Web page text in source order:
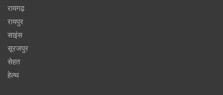
रायगढ़
रायपुर
साइंस
सूरजपुर
सेहत
हेल्थ